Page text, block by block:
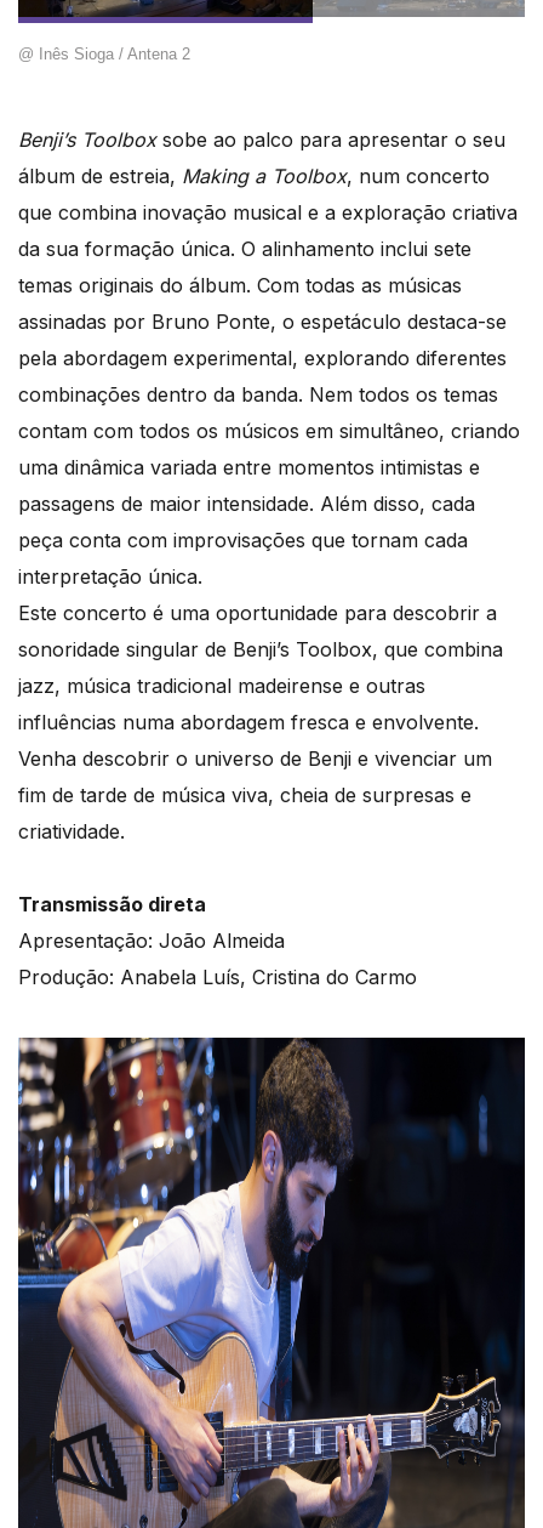
@ Inês Sioga / Antena 2
Benji’s Toolboxsobe ao palco para apresentar o seu
álbum de estreia, Making a Toolbox, num concerto
que combina inovação musical e a exploração criativa
da sua formação única. O alinhamento inclui sete
temas originais do álbum. Com todas as músicas
assinadas por Bruno Ponte, o espetáculo destaca-se
pela abordagem experimental, explorando diferentes
combinações dentro da banda. Nem todos os temas
contam com todos os músicos em simultâneo, criando
uma dinâmica variada entre momentos intimistas e
passagens de maior intensidade. Além disso, cada
peça conta com improvisações que tornam cada
interpretação única.
Este concerto é uma oportunidade para descobrir a
sonoridade singular de Benji’s Toolbox, que combina
jazz, música tradicional madeirense e outras
influências numa abordagem fresca e envolvente.
Venha descobrir o universo de Benji e vivenciar um
fim de tarde de música viva, cheia de surpresas e
criatividade.
Transmissão direta
Apresentação: João Almeida
Produção: Anabela Luís, Cristina do Carmo